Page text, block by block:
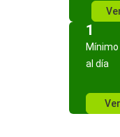
1
al día